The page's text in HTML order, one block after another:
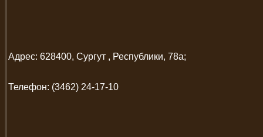
Адрес: 628400, Сургут , Республики, 78а;
Телефон: (3462) 24-17-10